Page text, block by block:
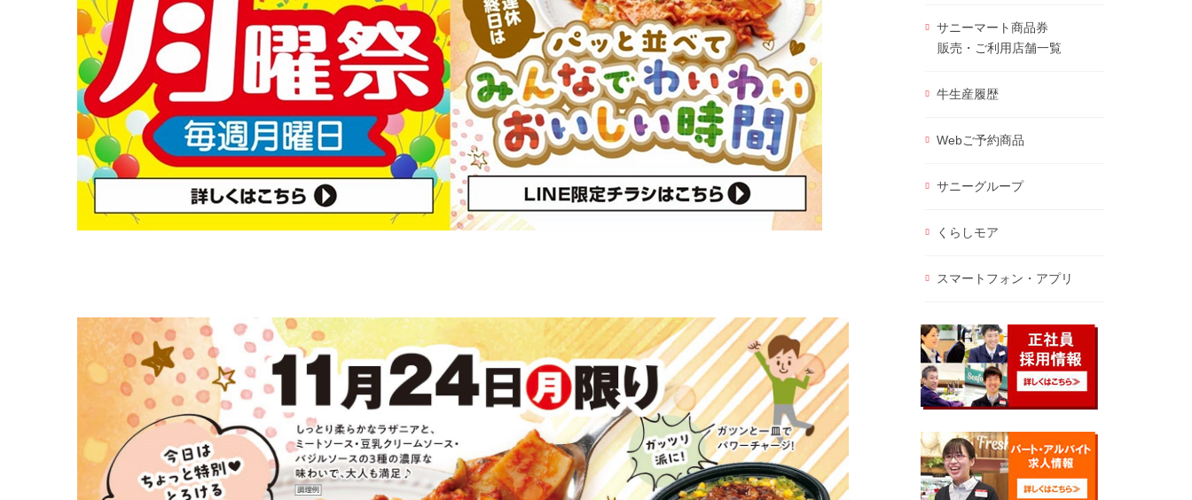
サニーマート商品券
販売・ご利用店舗一覧
牛生産履歴
Webご予約商品
サニーグループ
くらしモア
スマートフォン・アプリ